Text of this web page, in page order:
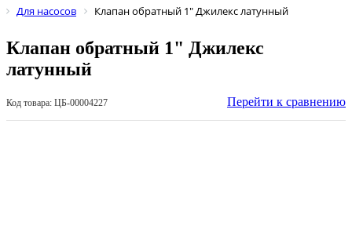
Для насосов
Клапан обратный 1" Джилекс латунный
Клапан обратный 1" Джилекс
латунный
Код товара: ЦБ-00004227 Перейти к сравнению